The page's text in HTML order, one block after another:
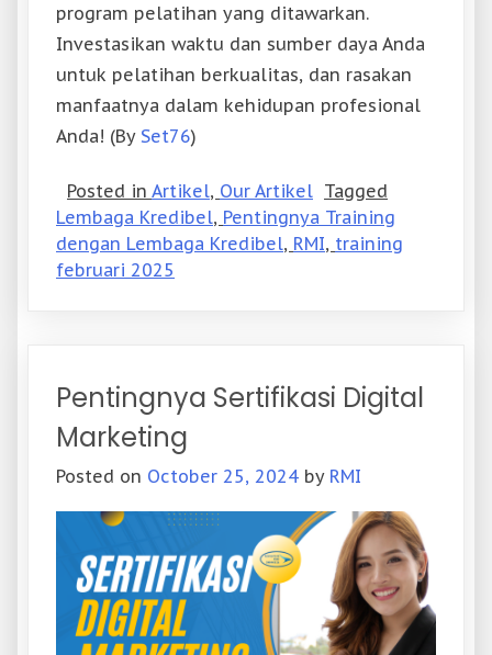
program pelatihan yang ditawarkan.
Investasikan waktu dan sumber daya Anda
untuk pelatihan berkualitas, dan rasakan
manfaatnya dalam kehidupan profesional
Anda! (By Set76)
Posted in Artikel, Our Artikel Tagged
Lembaga Kredibel, Pentingnya Training
dengan Lembaga Kredibel, RMI, training
februari 2025
Pentingnya Sertifikasi Digital
Marketing
Posted on October 25, 2024 by RMI